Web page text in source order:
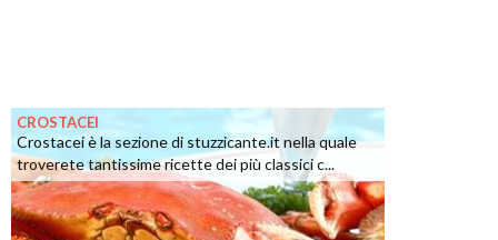
CROSTACEI
Crostacei è la sezione di stuzzicante.it nella quale
troverete tantissime ricette dei più classici c...